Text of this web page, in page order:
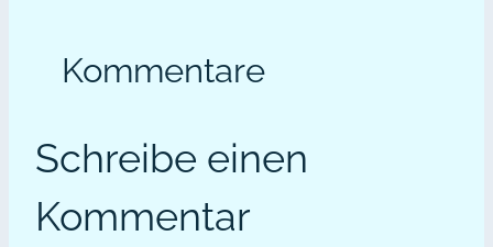
Kommentare
Schreibe einen
Kommentar